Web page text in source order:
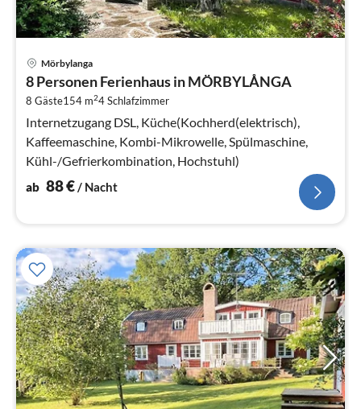
Mörbylanga
8 Personen Ferienhaus in MÖRBYLÅNGA
8 Gäste154 m24Schlafzimmer
Internetzugang DSL, Küche(Kochherd(elektrisch),
Kaffeemaschine, Kombi-Mikrowelle, Spülmaschine,
Kühl-/Gefrierkombination, Hochstuhl)
ab 88€/ Nacht